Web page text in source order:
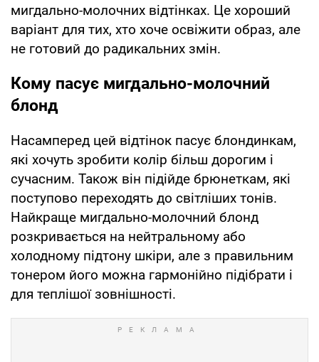
мигдально-молочних відтінках. Це хороший
варіант для тих, хто хоче освіжити образ, але
не готовий до радикальних змін.
Кому пасує мигдально-молочний
блонд
Насамперед цей відтінок пасує блондинкам,
які хочуть зробити колір більш дорогим і
сучасним. Також він підійде брюнеткам, які
поступово переходять до світліших тонів.
Найкраще мигдально-молочний блонд
розкривається на нейтральному або
холодному підтону шкіри, але з правильним
тонером його можна гармонійно підібрати і
для теплішої зовнішності.